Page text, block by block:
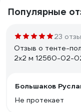
Популярные
23
Отзыв о тенте-
2х2 м 12560-02-
Большаков
Не протекает